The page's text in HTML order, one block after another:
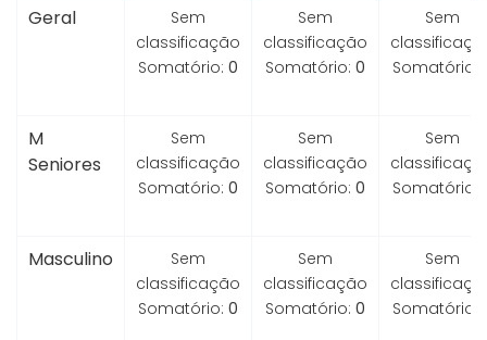
Geral
Sem
classificação
Somatório: 0
Sem
classificação
Somatório: 0
Sem
Somatório:
M
Seniores
Sem
classificação
Somatório: 0
Sem
classificação
Somatório: 0
Sem
Somatório:
Masculino
Sem
classificação
Somatório: 0
Sem
classificação
Somatório: 0
Sem
Somatório: